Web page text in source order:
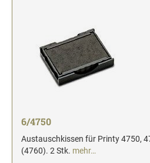
6/4750
Austauschkissen für Printy 4750,
(4760). 2 Stk. mehr…